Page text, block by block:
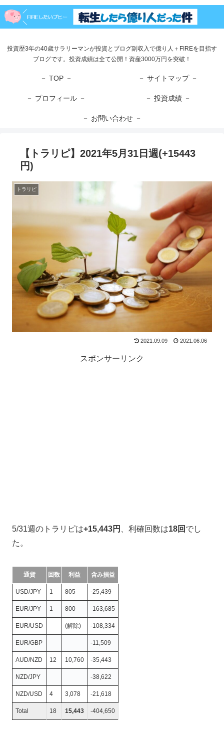
投資歴3年の40歳サラリーマンが投資とブログ副収入で億り人＋FIREを目指す
ブログです。投資成績は全て公開！資産3000万円を突破！
－ TOP － － サイトマップ －
－ プロフィール － － 投資成績 －
－ お問い合わせ －
【トラリピ】2021年5月31日週(+15443
円)
トラリピ
2021.09.09 2021.06.06
スポンサーリンク
5/31週のトラリピは+15,443円 、利確回数は18回 でし
た。
通貨 回数 利益 含み損益
USD/JPY 1 805 -25,439
EUR/JPY 1 800 -163,685
EUR/USD (解除) -108,334
EUR/GBP -11,509
AUD/NZD 12 10,760 -35,443
NZD/JPY -38,622
NZD/USD 4 3,078 -21,618
Total 18 15,443 -404,650